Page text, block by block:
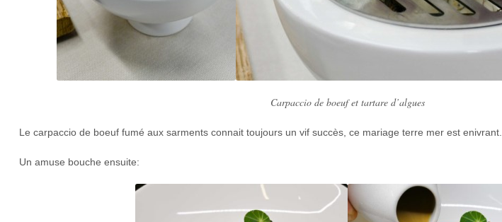
Carpaccio de boeuf et tartare d’algues
Le carpaccio de boeuf fumé aux sarments connait toujours un vif succès, ce mariage terre mer est enivrant.
Un amuse bouche ensuite: